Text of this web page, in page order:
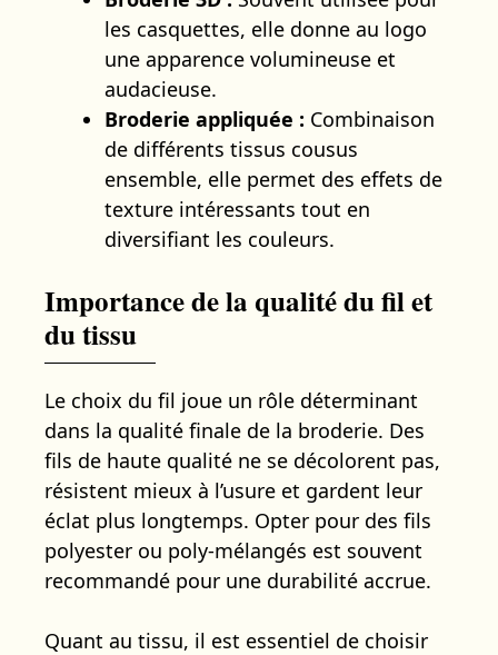
les casquettes, elle donne au logo
une apparence volumineuse et
audacieuse.
Broderie appliquée : Combinaison
de différents tissus cousus
ensemble, elle permet des effets de
texture intéressants tout en
diversifiant les couleurs.
Importance de la qualité du fil et
du tissu
Le choix du fil joue un rôle déterminant
dans la qualité finale de la broderie. Des
fils de haute qualité ne se décolorent pas,
résistent mieux à l’usure et gardent leur
éclat plus longtemps. Opter pour des fils
polyester ou poly-mélangés est souvent
recommandé pour une durabilité accrue.
Quant au tissu, il est essentiel de choisir